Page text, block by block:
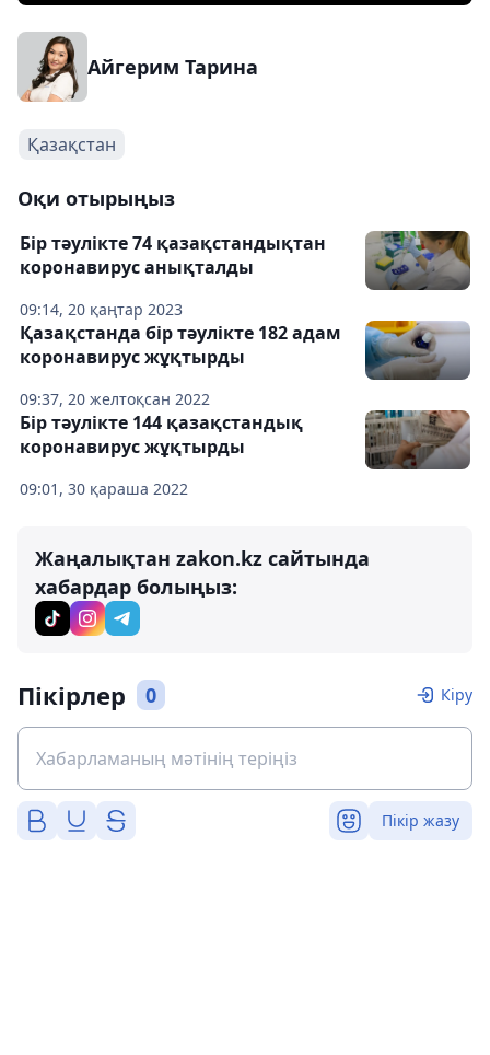
Айгерим Тарина
Қазақстан
Оқи отырыңыз
09:14, 20 қаңтар 2023
Бір тәулікте 74 қазақстандықтан
коронавирус анықталды
09:37, 20 желтоқсан 2022
Қазақстанда бір тәулікте 182 адам
коронавирус жұқтырды
09:01, 30 қараша 2022
Бір тәулікте 144 қазақстандық
коронавирус жұқтырды
Жаңалықтан zakon.kz сайтында
хабардар болыңыз:
Пікірлер 0 Кіру
Пікір жазу